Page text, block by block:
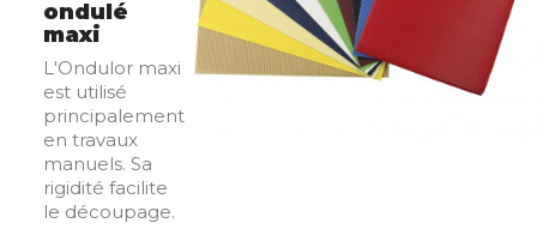
ondulé
maxi
L'Ondulor maxi
est utilisé
principalement
en travaux
manuels. Sa
rigidité facilite
le découpage.